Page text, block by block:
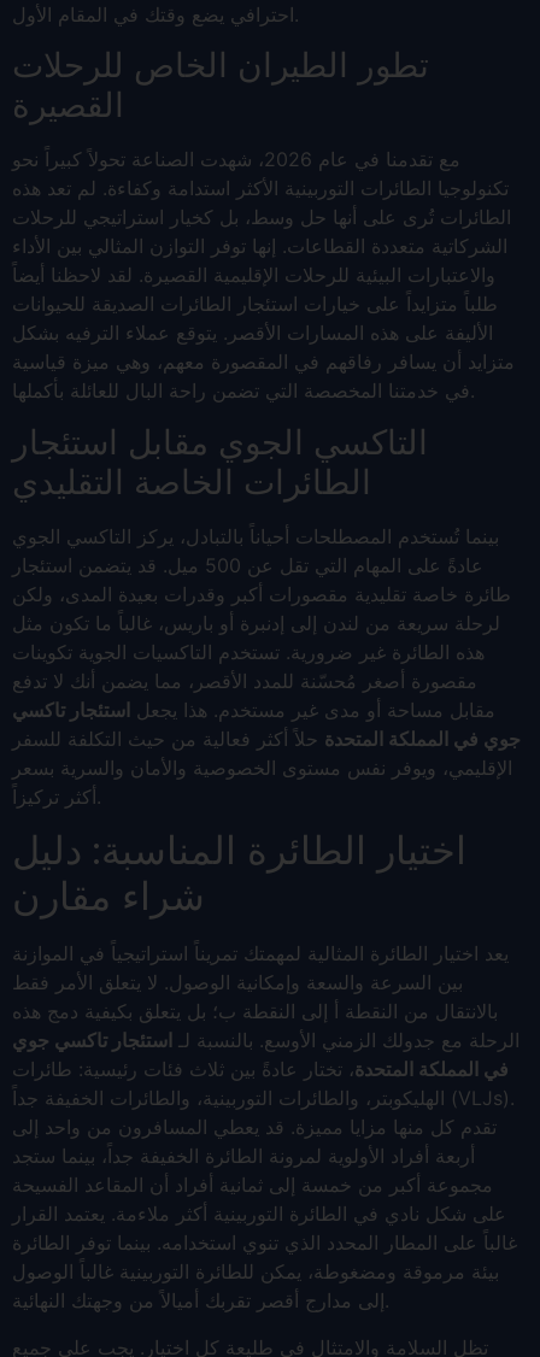
احترافي يضع وقتك في المقام الأول.
تطور الطيران الخاص للرحلات
القصيرة
مع تقدمنا في عام 2026، شهدت الصناعة تحولاً كبيراً نحو
تكنولوجيا الطائرات التوربينية الأكثر استدامة وكفاءة. لم تعد هذه
الطائرات تُرى على أنها حل وسط، بل كخيار استراتيجي للرحلات
الشركاتية متعددة القطاعات. إنها توفر التوازن المثالي بين الأداء
والاعتبارات البيئية للرحلات الإقليمية القصيرة. لقد لاحظنا أيضاً
طلباً متزايداً على خيارات استئجار الطائرات الصديقة للحيوانات
الأليفة على هذه المسارات الأقصر. يتوقع عملاء الترفيه بشكل
متزايد أن يسافر رفاقهم في المقصورة معهم، وهي ميزة قياسية
في خدمتنا المخصصة التي تضمن راحة البال للعائلة بأكملها.
التاكسي الجوي مقابل استئجار
الطائرات الخاصة التقليدي
بينما تُستخدم المصطلحات أحياناً بالتبادل، يركز التاكسي الجوي
عادةً على المهام التي تقل عن 500 ميل. قد يتضمن استئجار
طائرة خاصة تقليدية مقصورات أكبر وقدرات بعيدة المدى، ولكن
لرحلة سريعة من لندن إلى إدنبرة أو باريس، غالباً ما تكون مثل
هذه الطائرة غير ضرورية. تستخدم التاكسيات الجوية تكوينات
مقصورة أصغر مُحسّنة للمدد الأقصر، مما يضمن أنك لا تدفع
مقابل مساحة أو مدى غير مستخدم. هذا يجعل استئجار تاكسي
جوي في المملكة المتحدة حلاً أكثر فعالية من حيث التكلفة للسفر
الإقليمي، ويوفر نفس مستوى الخصوصية والأمان والسرية بسعر
أكثر تركيزاً.
اختيار الطائرة المناسبة: دليل
شراء مقارن
يعد اختيار الطائرة المثالية لمهمتك تمريناً استراتيجياً في الموازنة
بين السرعة والسعة وإمكانية الوصول. لا يتعلق الأمر فقط
بالانتقال من النقطة أ إلى النقطة ب؛ بل يتعلق بكيفية دمج هذه
الرحلة مع جدولك الزمني الأوسع. بالنسبة لـ استئجار تاكسي جوي
في المملكة المتحدة، تختار عادةً بين ثلاث فئات رئيسية: طائرات
الهليكوبتر، والطائرات التوربينية، والطائرات الخفيفة جداً (VLJs).
تقدم كل منها مزايا مميزة. قد يعطي المسافرون من واحد إلى
أربعة أفراد الأولوية لمرونة الطائرة الخفيفة جداً، بينما ستجد
مجموعة أكبر من خمسة إلى ثمانية أفراد أن المقاعد الفسيحة
على شكل نادي في الطائرة التوربينية أكثر ملاءمة. يعتمد القرار
غالباً على المطار المحدد الذي تنوي استخدامه. بينما توفر الطائرة
بيئة مرموقة ومضغوطة، يمكن للطائرة التوربينية غالباً الوصول
إلى مدارج أقصر تقربك أميالاً من وجهتك النهائية.
تظل السلامة والامتثال في طليعة كل اختيار. يجب على جميع